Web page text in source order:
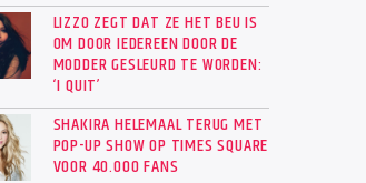
LIZZO ZEGT DAT ZE HET BEU IS
OM DOOR IEDEREEN DOOR DE
MODDER GESLEURD TE WORDEN:
‘I QUIT’
SHAKIRA HELEMAAL TERUG MET
POP-UP SHOW OP TIMES SQUARE
VOOR 40.000 FANS